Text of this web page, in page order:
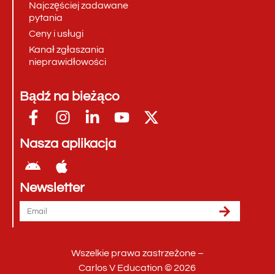
Najczęściej zadawane
pytania
Ceny i usługi
Kanał zgłaszania
nieprawidłowości
Bądź na bieżąco
Nasza aplikacja
Newsletter
Wszelkie prawa zastrzeżone –
Carlos V Education © 2026